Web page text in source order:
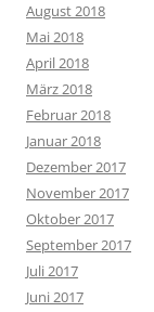
August 2018
Mai 2018
April 2018
März 2018
Februar 2018
Januar 2018
Dezember 2017
November 2017
Oktober 2017
September 2017
Juli 2017
Juni 2017